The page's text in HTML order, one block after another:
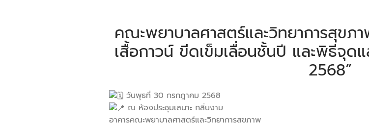
คณะพยาบาลศาสตร์และวิทยาการสุข
เสื้อกาวน์ ขีดเข็มเลื่อนชั้นปี และพิธีจุด
2568”
วันพุธที่ 30 กรกฎาคม 2568
ณ ห้องประชุมเสนาะ กลิ่นงาม
อาคารคณะพยาบาลศาสตร์และวิทยาการสุขภาพ